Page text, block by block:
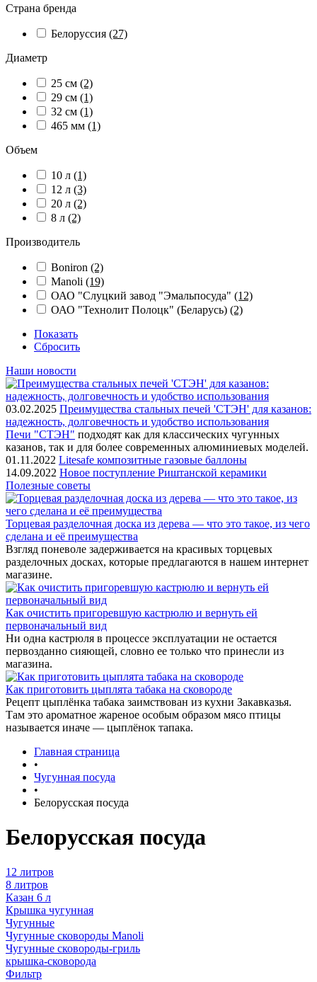
Страна бренда
Белоруссия (27)
Диаметр
25 см (2)
29 см (1)
32 см (1)
465 мм (1)
Объем
10 л (1)
12 л (3)
20 л (2)
8 л (2)
Производитель
Boniron (2)
Manoli (19)
ОАО "Слуцкий завод "Эмальпосуда" (12)
ОАО "Технолит Полоцк" (Беларусь) (2)
Показать
Сбросить
Наши новости
03.02.2025 Преимущества стальных печей 'СТЭН' для казанов:
надежность, долговечность и удобство использования
Печи "СТЭН" подходят как для классических чугунных
казанов, так и для более современных алюминиевых моделей.
01.11.2022 Litesafe композитные газовые баллоны
14.09.2022 Новое поступление Риштанской керамики
Полезные советы
Торцевая разделочная доска из дерева — что это такое, из чего
сделана и её преимущества
Взгляд поневоле задерживается на красивых торцевых
разделочных досках, которые предлагаются в нашем интернет
магазине.
Как очистить пригоревшую кастрюлю и вернуть ей
первоначальный вид
Ни одна кастрюля в процессе эксплуатации не остается
первозданно сияющей, словно ее только что принесли из
магазина.
Как приготовить цыплята табака на сковороде
Рецепт цыплёнка табака заимствован из кухни Закавказья.
Там это ароматное жареное особым образом мясо птицы
называется иначе — цыплёнок тапака.
Главная страница
•
Чугунная посуда
•
Белорусская посуда
Белорусская посуда
12 литров
8 литров
Казан 6 л
Крышка чугунная
Чугунные
Чугунные сковороды Manoli
Чугунные сковороды-гриль
крышка-сковорода
Фильтр